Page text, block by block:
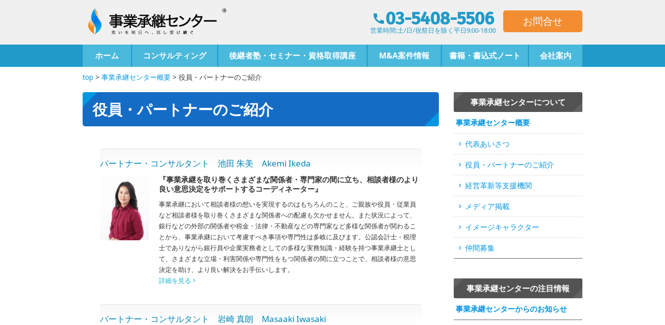
03-5408-5506
営業時間:土/日/祝祭日を除く平日9:00-18:00
お問合せ
ホーム コンサルティング 後継者塾・セミナー・資格取得講座 M&A案件情報 書籍・書込式ノート 会社案内
top > 事業承継センター概要 > 役員・パートナーのご紹介
役員・パートナーのご紹介
パートナー・コンサルタント 池田 朱美 Akemi Ikeda
『事業承継を取り巻くさまざまな関係者・専門家の間に立ち、相談者様のより
良い意思決定をサポートするコーディネーター』
事業承継において相談者様の想いを実現するのはもちろんのこと、ご親族や役員・従業員
など相談者様を取り巻くさまざまな関係者への配慮も欠かせません。また状況によって、
銀行などの外部の関係者や税金・法律・不動産などの専門家など多様な関係者が関わるこ
とから、事業承継において考慮すべき事項や専門性は多岐に及びます。公認会計士・税理
士でありながら銀行員や企業実務者としての多様な実務知識・経験を持つ事業承継士とし
て、さまざまな立場・利害関係や専門性をもつ関係者の間に立つことで、相談者様の意思
決定を助け、より良い解決をお手伝いします。
詳細を見る
パートナー・コンサルタント 岩崎 真朗 Masaaki Iwasaki
事業承継センターについて
事業承継センター概要
代表あいさつ
役員・パートナーのご紹介
経営革新等支援機関
メディア掲載
イメージキャラクター
仲間募集
事業承継センターの注目情報
事業承継センターからのお知らせ